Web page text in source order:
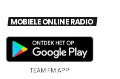
MOBIELE ONLINE RADIO
TEAM FM APP